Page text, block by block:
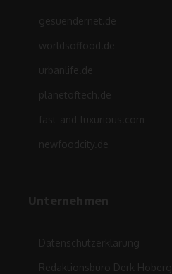
gesuendernet.de
worldsoffood.de
urbanlife.de
planetoftech.de
fast-and-luxurious.com
newfoodcity.de
Unternehmen
Datenschutzerklärung
Redaktionsbüro Derk Hoberg